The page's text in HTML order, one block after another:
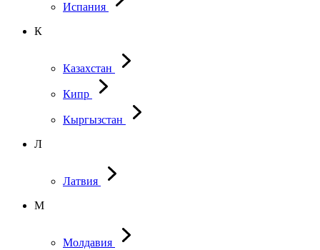
Испания
К
Казахстан
Кипр
Кыргызстан
Л
Латвия
М
Молдавия